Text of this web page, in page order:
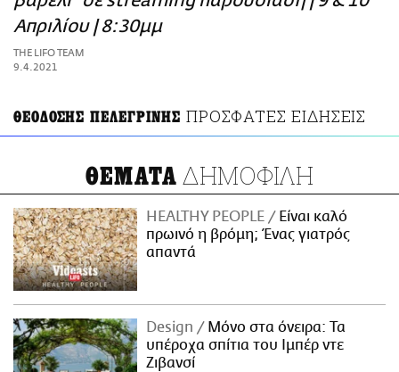
ΑΜΠΑ
PRINT
Απριλίου | 8:30μμ
THE LIFO TEAM
9.4.2021
ΘΕΟΔΟΣΗΣ ΠΕΛΕΓΡΙΝΗΣ ΠΡΟΣΦΑΤΕΣ ΕΙΔΗΣΕΙΣ
ΘΕΜΑΤΑ ΔΗΜΟΦΙΛΗ
HEALTHY PEOPLE
Είναι καλό
πρωινό η βρόμη; Ένας γιατρός
απαντά
Design
Μόνο στα όνειρα: Τα
υπέροχα σπίτια του Ιμπέρ ντε
Ζιβανσί